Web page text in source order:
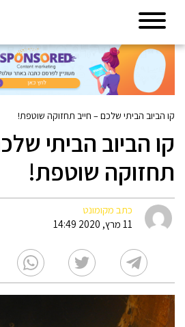
קו הביוב הביתי שלכם – חייב תחזוקה שוטפת!
קו הביוב הביתי
תחזוקה שוטפת!
כתב מקומונט
11 מרץ, 2020 14:49